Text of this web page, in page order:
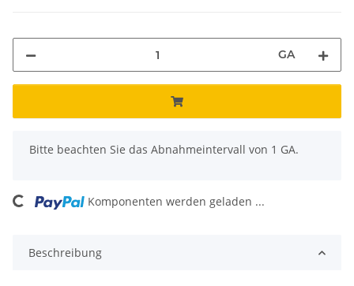
GA
x
Bitte beachten Sie das Abnahmeintervall von 1 GA.
Loading... Komponenten werden geladen ...
Beschreibung